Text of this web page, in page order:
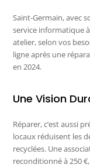
Saint-Germain, avec
service informatique
atelier, selon vos
ligne après une
en 2024.
Une Vision
Réparer, c’est aussi
locaux réduisent les
recyclées. Une
reconditionné à 250